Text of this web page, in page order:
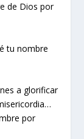
de Dios por
tu nombre
a glorificar
por